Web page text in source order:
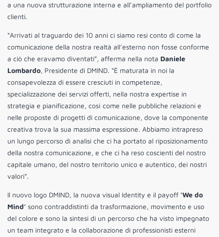
a una nuova strutturazione interna e all’ampliamento del portfolio
clienti.
“Arrivati al traguardo dei 10 anni ci siamo resi conto di come la
comunicazione della nostra realtà all’esterno non fosse conforme
a ciò che eravamo diventati”, afferma nella nota Daniele
Lombardo, Presidente di DMIND. “È maturata in noi la
consapevolezza di essere cresciuti in competenze,
specializzazione dei servizi offerti, nella nostra expertise in
strategia e pianificazione, così come nelle pubbliche relazioni e
nelle proposte di progetti di comunicazione, dove la componente
creativa trova la sua massima espressione. Abbiamo intrapreso
un lungo percorso di analisi che ci ha portato al riposizionamento
della nostra comunicazione, e che ci ha reso coscienti del nostro
capitale umano, del nostro territorio unico e autentico, dei nostri
valori”.
Il nuovo logo DMIND, la nuova visual Identity e il payoff ‘We do
Mind’ sono contraddistinti da trasformazione, movimento e uso
del colore e sono la sintesi di un percorso che ha visto impegnato
un team integrato e la collaborazione di professionisti esterni